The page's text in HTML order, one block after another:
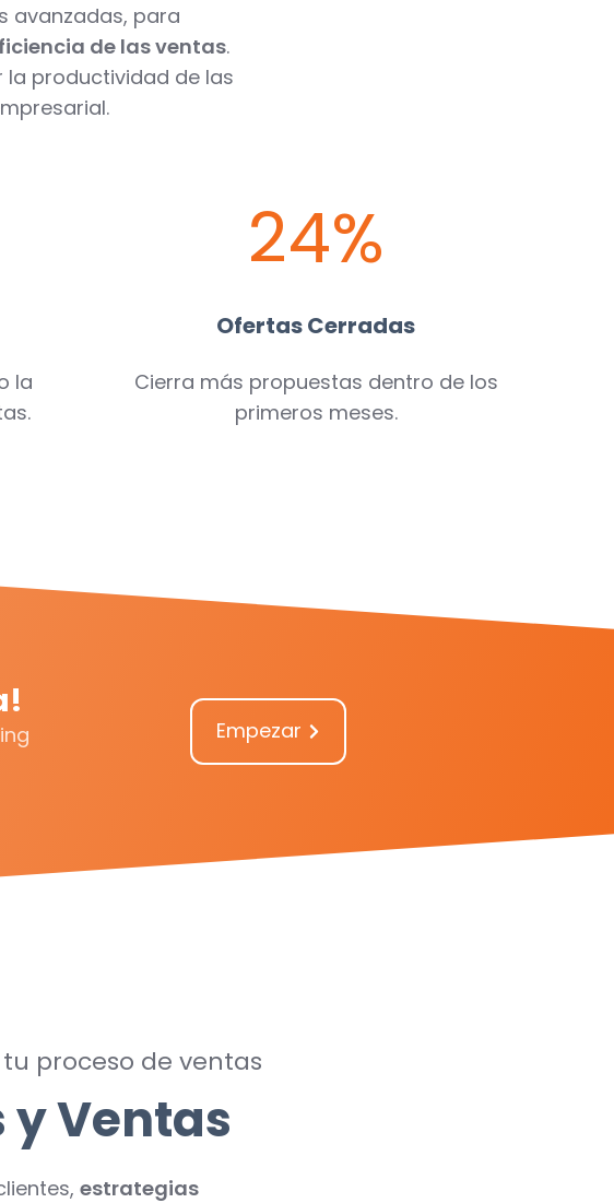
avanzadas, para
de las ventas.
productividad de las
la
24%
Ofertas Cerradas
Cierra más propuestas dentro de los
primeros meses.
Empezar
proceso de ventas
y Ventas
estrategias